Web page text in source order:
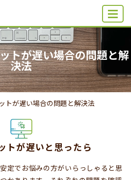
MENU
トが遅い場合の問題と解
決法
トが遅い場合の問題と解決法
トが遅いと思ったら
定でお悩みの方がいらっしゃると思